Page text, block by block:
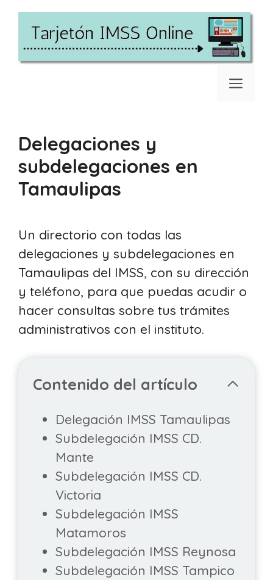
Saltar
contenido
Delegaciones y
subdelegaciones en
Tamaulipas
Un directorio con todas las
delegaciones y subdelegaciones en
Tamaulipas del IMSS, con su dirección
y teléfono, para que puedas acudir o
hacer consultas sobre tus trámites
administrativos con el instituto.
Contenido del artículo
Delegación IMSS Tamaulipas
Subdelegación IMSS CD.
Mante
Subdelegación IMSS CD.
Victoria
Subdelegación IMSS
Matamoros
Subdelegación IMSS Reynosa
Subdelegación IMSS Tampico